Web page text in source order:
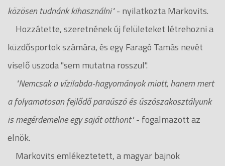
közösen tudnánk kihasználni"- nyilatkozta Markovits.
Hozzátette, szeretnének új felületeket létrehozni a
küzdősportok számára, és egy Faragó Tamás nevét
viselő uszoda "sem mutatna rosszul".
"Nemcsak a vízilabda-hagyományok miatt, hanem mert
a folyamatosan fejlődő paraúszó és úszószakosztályunk
is megérdemelne egy saját otthont"- fogalmazott az
elnök.
Markovits emlékeztetett, a magyar bajnok